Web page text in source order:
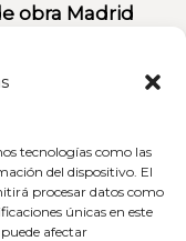
tecnologías como las
del dispositivo. El
procesar datos como
únicas en este
afectar
obra Madrid
5ºC, 28005